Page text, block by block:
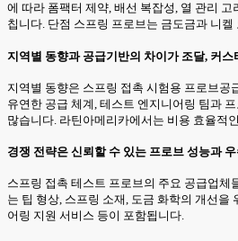
에 따라 폼팩터 제약, 배선 복잡성, 열 관리
칩니다. 단점 스프링 프로브는 금도금과 니
지역별 동향과 공급기반의 차이가 조달, 커
지역별 동향은 스프링 접촉 시험용 프로브공
유연한 공급 체계, 테스트 엔지니어링 팀과
많습니다. 라틴아메리카에서는 비용 효율적
경쟁 전략은 신뢰할 수 있는 프로브 성능과
스프링 접촉 테스트 프로브의 주요 공급업체
는 팁 형상, 스프링 소재, 도금 화학의 개선
어링 지원 서비스 등이 포함됩니다.